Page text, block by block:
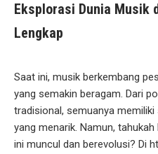
Eksplorasi Dunia Musik
Lengkap
Saat ini, musik berkembang
yang semakin beragam. Dari
tradisional, semuanya
yang menarik. Namun,
ini muncul dan berevolusi? Di